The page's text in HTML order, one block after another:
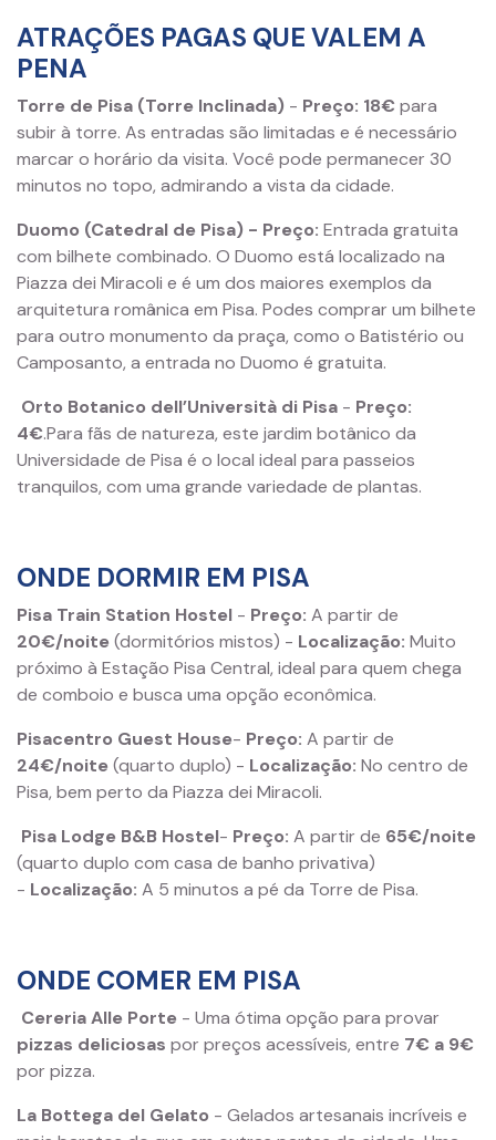
ATRAÇÕES PAGAS QUE VALEM A
PENA
Torre de Pisa (Torre Inclinada) - Preço: 18€para
subir à torre. As entradas são limitadas e é necessário
marcar o horário da visita. Você pode permanecer 30
minutos no topo, admirando a vista da cidade.
Duomo (Catedral de Pisa) - Preço: Entrada gratuita
com bilhete combinado. O Duomo está localizado na
Piazza dei Miracoli e é um dos maiores exemplos da
arquitetura românica em Pisa. Podes comprar um bilhete
para outro monumento da praça, como o Batistério ou
Camposanto, a entrada no Duomo é gratuita.
Orto Botanico dell’Università di Pisa - Preço:
4€.Para fãs de natureza, este jardim botânico da
Universidade de Pisa é o local ideal para passeios
tranquilos, com uma grande variedade de plantas.
ONDE DORMIR EM PISA
Pisa Train Station Hostel - Preço: A partir de
20€/noite (dormitórios mistos) - Localização: Muito
próximo à Estação Pisa Central, ideal para quem chega
de comboio e busca uma opção econômica.
Pisacentro Guest House- Preço: A partir de
24€/noite (quarto duplo) - Localização: No centro de
Pisa, bem perto da Piazza dei Miracoli.
Pisa Lodge B&B Hostel- Preço: A partir de 65€/noite
(quarto duplo com casa de banho privativa)
- Localização: A 5 minutos a pé da Torre de Pisa.
ONDE COMER EM PISA
Cereria Alle Porte - Uma ótima opção para provar
pizzas deliciosas por preços acessíveis, entre 7€ a 9€
por pizza.
La Bottega del Gelato - Gelados artesanais incríveis e